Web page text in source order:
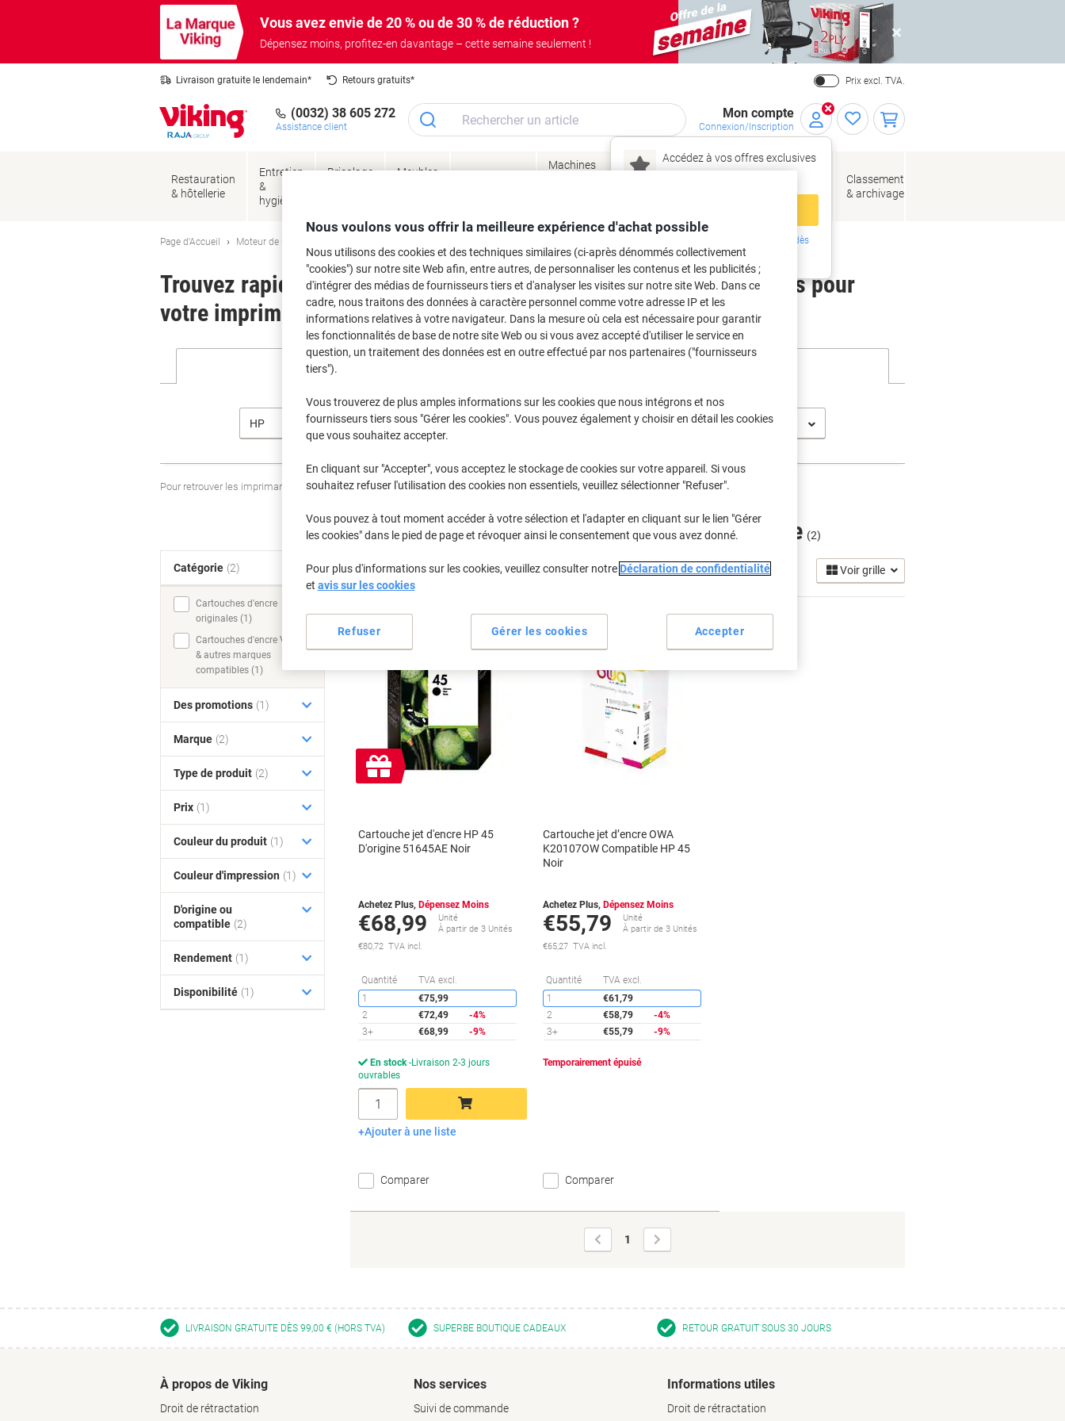
Vous avez envie de 20 % ou de 30 % de réduction ?
Dépensez moins, profitez-en davantage – cette semaine seulement !
Close
Livraison gratuite le lendemain* Retours gratuits* Prix excl. TVA.
(0032) 38 605 272
Assistance client
Mon compte
Connexion/Inscription
Accédez à vos offres exclusives
– connectez‑vous
Inscrivez-vous dès
maintenant
Restauration
& hôtellerie
Entretien
&
hygiène
Bricolage
Meubles
Machines
Encres
Papier,
de bureau
Classement
& archivage
Page d'Accueil Moteur de recherche d'encre et toner
Trouvez rapidement les cartouches d'encre, toners ou les étiquettes pour
votre imprimante.
HP Photosmart P HP Photosmart P 1218 XI
Pour retrouver les imprimantes listées et/ou les cartouches précédemment achetéesSe connecter
HP Photosmart P 1218 XI Cartouches Jet Encre (2)
Trier par : Voir grille
Cadeau
gratuit
Cartouche jet d'encre HP 45
D'origine 51645AE Noir
Achetez Plus, Dépensez Moins
€68,99
Unité
À partir de 3 Unités
€80,72 TVA incl.
Quantité TVA excl.
Économies
1
€75,99
2
€72,49
-4%
3+
€68,99 -9%
En stock Livraison 2-3 jours
ouvrables
Quantité
Ajouter au panier
Ajouter à une liste
Comparer
Cartouche jet d’encre OWA
K20107OW Compatible HP 45
Noir
Achetez Plus, Dépensez Moins
€55,79
Unité
À partir de 3 Unités
€65,27 TVA incl.
Quantité TVA excl.
1
€61,79
2
€58,79
-4%
3+
€55,79 -9%
Temporairement épuisé
Comparer
Page
précédente
1
suivante
Catégorie (2)
Cartouches d'encre
originales (1)
Cartouches d'encre Viking
& autres marques
compatibles (1)
Des promotions (1)
Marque (2)
Type de produit (2)
Prix (1)
Couleur du produit (1)
Couleur d'impression (1)
D'origine ou
compatible (2)
Rendement (1)
Disponibilité (1)
LIVRAISON GRATUITE DÈS 99,00 € (HORS TVA) SUPERBE BOUTIQUE CADEAUX RETOUR GRATUIT SOUS 30 JOURS
À propos de Viking
Droit de rétractation
Nos services
Suivi de commande
Informations utiles
Droit de rétractation
Nous voulons vous offrir la meilleure expérience d'achat possible
Nous utilisons des cookies et des techniques similaires (ci-après dénommés collectivement
"cookies") sur notre site Web afin, entre autres, de personnaliser les contenus et les publicités ;
d'intégrer des médias de fournisseurs tiers et d'analyser les visites sur notre site Web. Dans ce
cadre, nous traitons des données à caractère personnel comme votre adresse IP et les
informations relatives à votre navigateur. Dans la mesure où cela est nécessaire pour garantir
les fonctionnalités de base de notre site Web ou si vous avez accepté d'utiliser le service en
question, un traitement des données est en outre effectué par nos partenaires ("fournisseurs
tiers").
Vous trouverez de plus amples informations sur les cookies que nous intégrons et nos
fournisseurs tiers sous "Gérer les cookies". Vous pouvez également y choisir en détail les cookies
que vous souhaitez accepter.
En cliquant sur "Accepter", vous acceptez le stockage de cookies sur votre appareil. Si vous
souhaitez refuser l'utilisation des cookies non essentiels, veuillez sélectionner "Refuser".
Vous pouvez à tout moment accéder à votre sélection et l'adapter en cliquant sur le lien "Gérer
les cookies" dans le pied de page et révoquer ainsi le consentement que vous avez donné.
Pour plus d'informations sur les cookies, veuillez consulter notre Déclaration de confidentialité
et avis sur les cookies
Gérer les cookies
Refuser Accepter